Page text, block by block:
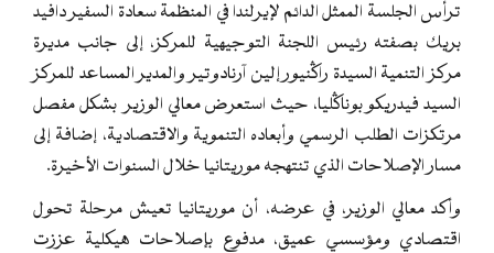
ترأس الجلسة الممثل الدائم لإيرلندا في المنظمة سعادة السفير دافيد
بريك بصفته رئيس اللجنة التوجيهية للمركز، إلى جانب مديرة
مركز التنمية السيدة راگنيور إلين آرنادوتير والمدير المساعد للمركز
السيد فيدريكو بوناگليا، حيث استعرض معالي الوزير بشكل مفصل
مرتكزات الطلب الرسمي وأبعاده التنموية والاقتصادية، إضافة إلى
مسار الإصلاحات الذي تنتهجه موريتانيا خلال السنوات الأخيرة.
وأكد معالي الوزير، في عرضه، أن موريتانيا تعيش مرحلة تحول
اقتصادي ومؤسسي عميق، مدفوع بإصلاحات هيكلية عززت